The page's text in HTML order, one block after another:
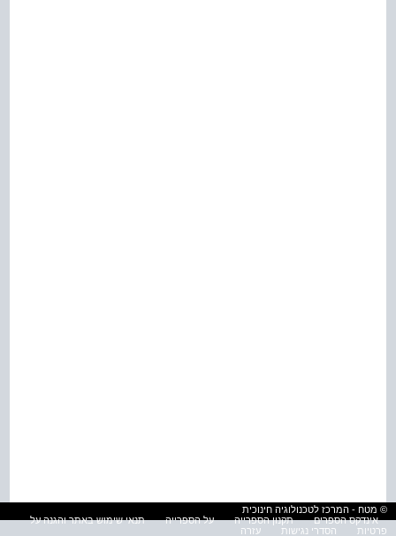
© מטח - המרכז לטכנולוגיה חינוכית
אינדקס הספרים
תקנון הספרייה על הספרייה
תנאי שימוש באתר והגנה על
פרטיות
הסדרי נגישות עזרה